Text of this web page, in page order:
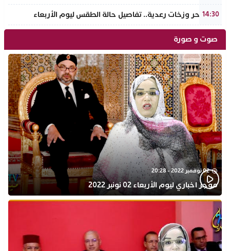
14:30
موجة حر وزخات رعدية.. تفاصيل حالة الطقس ليوم الأربعاء
صوت و صورة
02 نوفمبر 2022 - 20:28
موجز اخباري ليوم الأربعاء 02 نونبر 2022